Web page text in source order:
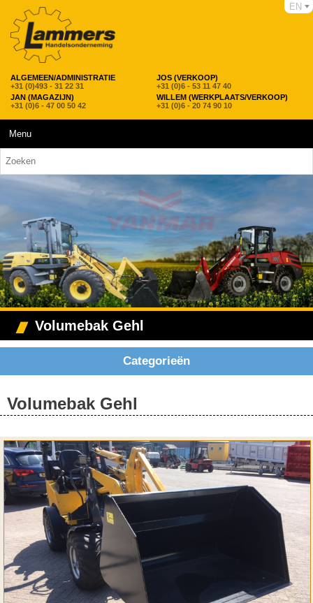
ALGEMEEN/ADMINISTRATIE
+31 (0)493 - 31 22 31
JOS (VERKOOP)
+31 (0)6 - 53 11 47 40
JAN (MAGAZIJN)
+31 (0)6 - 47 00 50 42
WILLEM (WERKPLAATS/VERKOOP)
+31 (0)6 - 20 74 90 10
EN
Menu
Volumebak Gehl
Categorieën
Volumebak Gehl